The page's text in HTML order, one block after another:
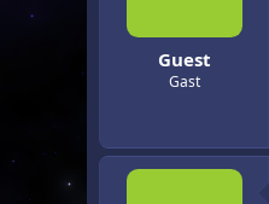
Guest
Gast